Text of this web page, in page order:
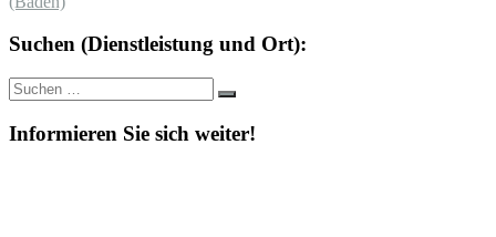
Suchen (Dienstleistung und Ort):
Suche
nach:
Suchen
Informieren Sie sich weiter!